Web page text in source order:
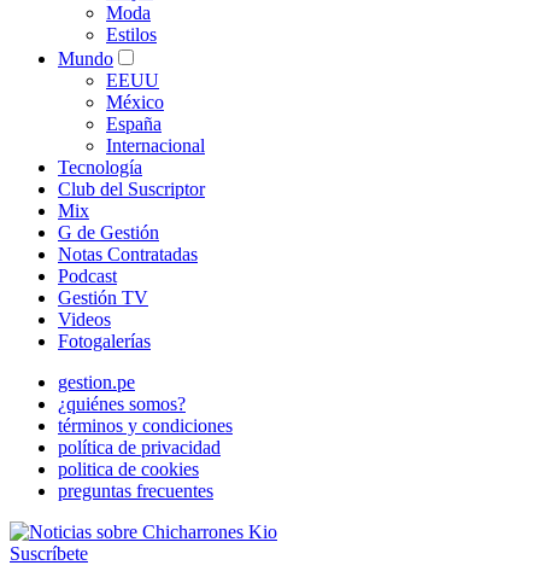
Moda
Estilos
Mundo
EEUU
México
España
Internacional
Tecnología
Club del Suscriptor
Mix
G de Gestión
Notas Contratadas
Podcast
Gestión TV
Videos
Fotogalerías
gestion.pe
¿quiénes somos?
términos y condiciones
política de privacidad
politica de cookies
preguntas frecuentes
Suscríbete